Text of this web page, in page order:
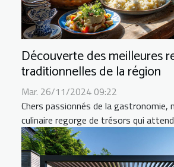
Découverte des meilleures
traditionnelles de la région
Mar. 26/11/2024 09:22
Chers passionnés de la gastronomie,
culinaire regorge de trésors qui